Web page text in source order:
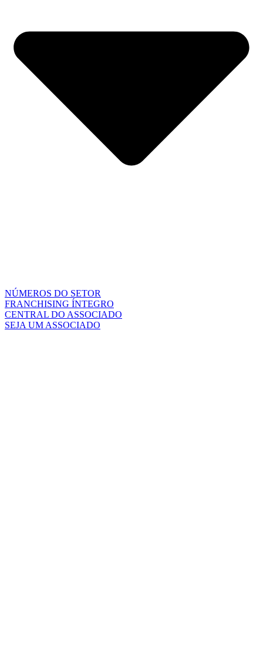
NÚMEROS DO SETOR
FRANCHISING ÍNTEGRO
CENTRAL DO ASSOCIADO
SEJA UM ASSOCIADO